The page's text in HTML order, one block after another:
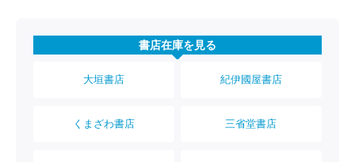
書店在庫を見る
大垣書店 紀伊國屋書店
くまざわ書店 三省堂書店